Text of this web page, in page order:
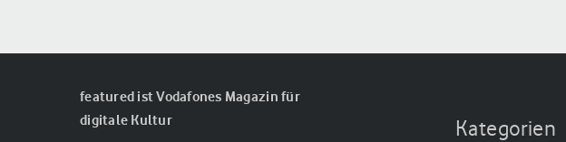
featured ist Vodafones Magazin für
digitale Kultur
Kategorien